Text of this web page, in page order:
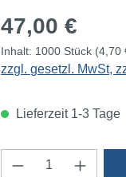
Regulärer Preis:
47,00 €
Inhalt: 1000 Stück (4,70
zzgl. gesetzl. MwSt,
Lieferzeit 1-3 Tage
Produkt